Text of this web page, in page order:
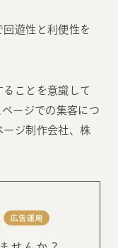
回遊性と利便性を
ことを意識して
ージでの集客につ
ージ制作会社、株